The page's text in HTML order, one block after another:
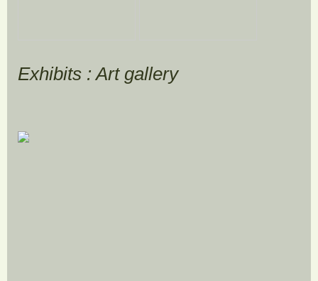
Exhibits : Art gallery